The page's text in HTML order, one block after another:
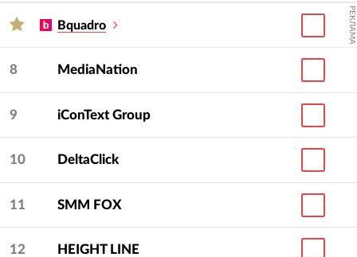
Bquadro РЕКЛАМА
8 MediaNation
9 iConText Group
10 DeltaClick
11 SMM FOX
12 HEIGHT LINE